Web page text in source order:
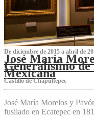
De diciembre de 2015 a abril de
José María
Generalísimo
Mexicana
C‌astillo de Chapultepec
José María Morelos y
fusilado en Ecatepec en